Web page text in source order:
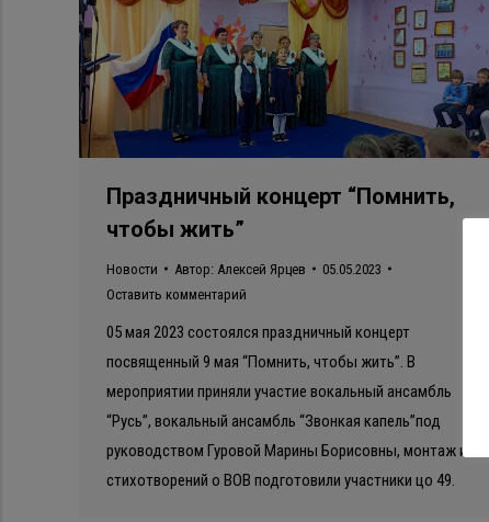
Праздничный концерт “Помнить,
чтобы жить”
Новости Автор: Алексей Ярцев
05.05.2023
Оставить комментарий
05 мая 2023 состоялся праздничный концерт
посвященный 9 мая “Помнить, чтобы жить”. В
мероприятии приняли участие вокальный ансамбль
“Русь”, вокальный ансамбль “Звонкая капель”под
руководством Гуровой Марины Борисовны, монтаж из
стихотворений о ВОВ подготовили участники цо 49.